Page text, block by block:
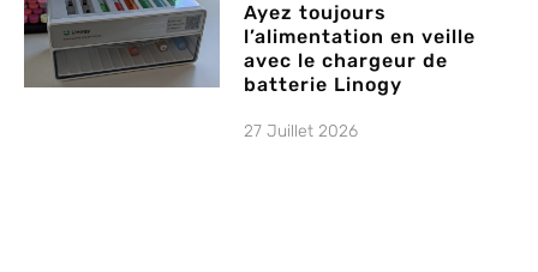
Ayez toujours
l’alimentation en veille
avec le chargeur de
batterie Linogy
27 Juillet 2026